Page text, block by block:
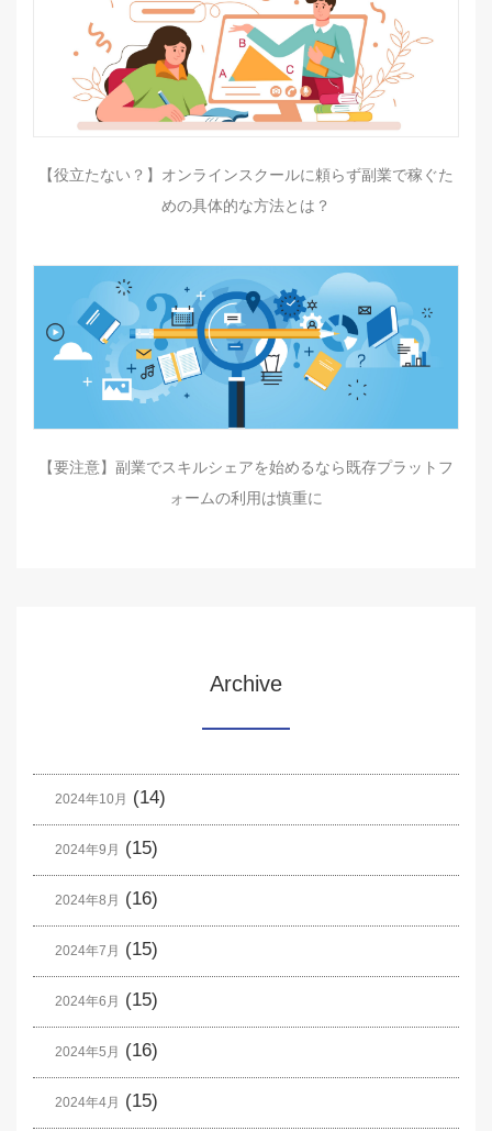
【役立たない？】オンラインスクールに頼らず副業で稼ぐた
めの具体的な方法とは？
【要注意】副業でスキルシェアを始めるなら既存プラットフ
ォームの利用は慎重に
Archive
2024年10月 (14)
2024年9月 (15)
2024年8月 (16)
2024年7月 (15)
2024年6月 (15)
2024年5月 (16)
2024年4月 (15)